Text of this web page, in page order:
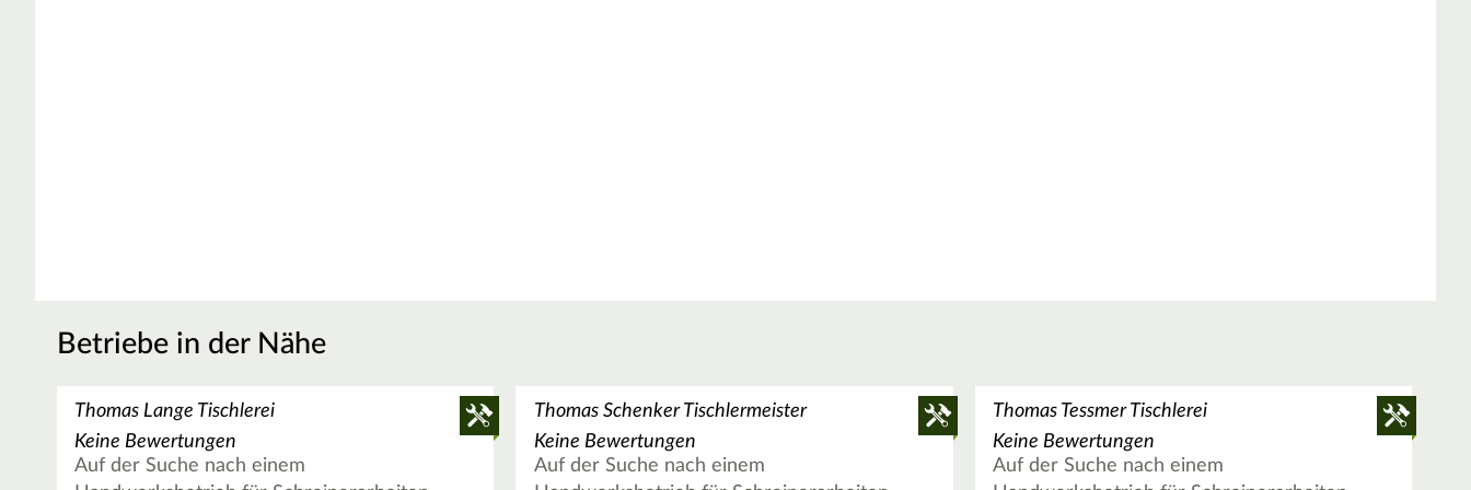
Betriebe in der Nähe
Thomas Lange Tischlerei
Keine Bewertungen
Auf der Suche nach einem
Thomas Schenker Tischlermeister
Keine Bewertungen
Auf der Suche nach einem
Thomas Tessmer Tischlerei
Keine Bewertungen
Auf der Suche nach einem